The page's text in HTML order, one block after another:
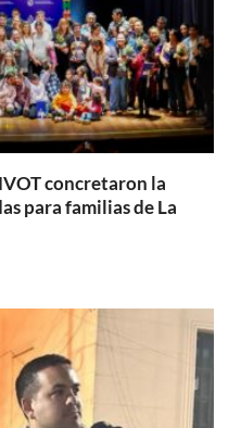
concretaron la
para familias de La